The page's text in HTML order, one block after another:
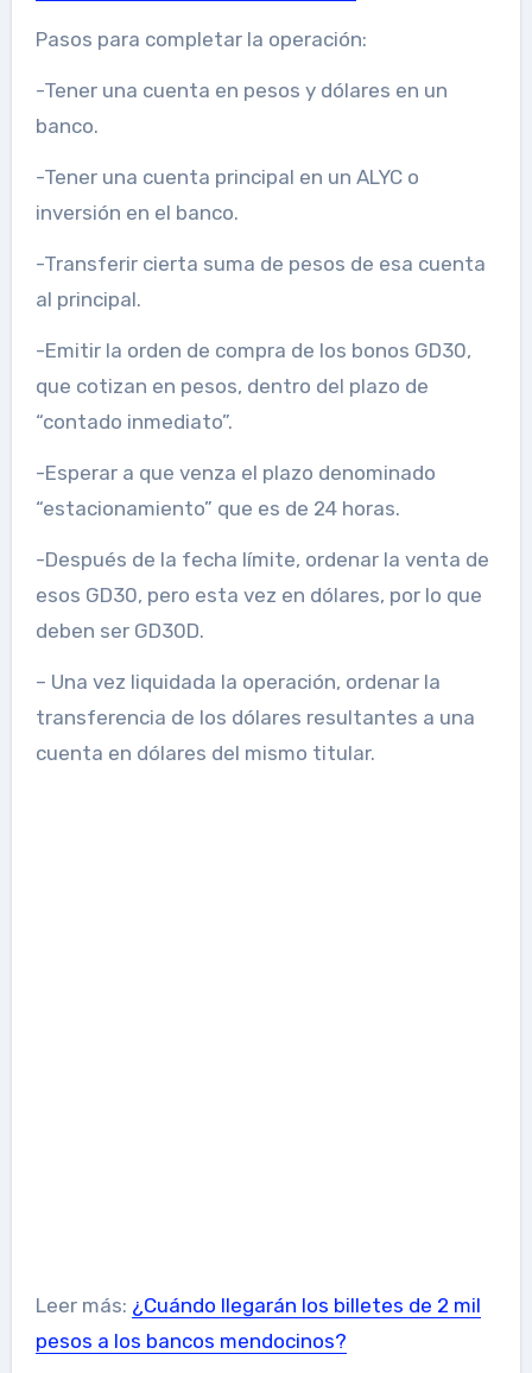
Pasos para completar la operación:
-Tener una cuenta en pesos y dólares en un
banco.
-Tener una cuenta principal en un ALYC o
inversión en el banco.
-Transferir cierta suma de pesos de esa cuenta
al principal.
-Emitir la orden de compra de los bonos GD30,
que cotizan en pesos, dentro del plazo de
“contado inmediato”.
-Esperar a que venza el plazo denominado
“estacionamiento” que es de 24 horas.
-Después de la fecha límite, ordenar la venta de
esos GD30, pero esta vez en dólares, por lo que
deben ser GD30D.
– Una vez liquidada la operación, ordenar la
transferencia de los dólares resultantes a una
cuenta en dólares del mismo titular.
Leer más: ¿Cuándo llegarán los billetes de 2 mil
pesos a los bancos mendocinos?